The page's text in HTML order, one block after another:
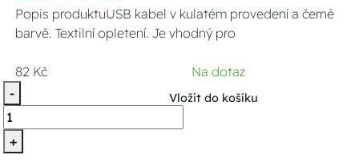
Popis produktuUSB kabel v kulatém provedení a černé
barvě. Textilní opletení. Je vhodný pro
82 Kč
Na dotaz
-
+
Vložit do košíku